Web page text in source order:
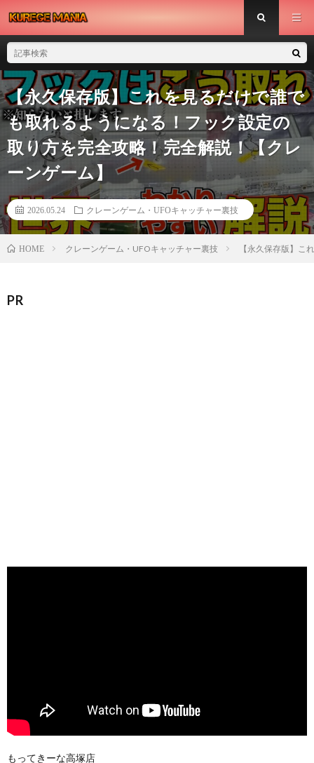
【永久保存版】これを見るだけで誰で
も取れるようになる！フック設定の
取り方を完全攻略！完全解説！【クレ
ーンゲーム】
2026.05.24 クレーンゲーム・UFOキャッチャー裏技
HOME クレーンゲーム・UFOキャッチャー裏技 【永久保存版】こ
PR
もってきーな高塚店